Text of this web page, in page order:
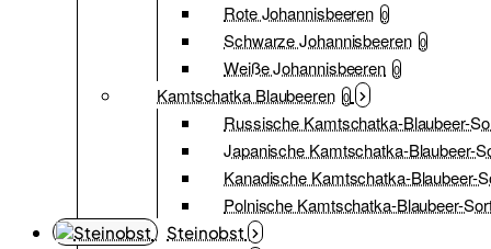
Rote Johannisbeeren 0
Schwarze Johannisbeeren 0
Weiße Johannisbeeren 0
Kamtschatka Blaubeeren 0
Russische Kamtschatka-Blaubeer-
Japanische Kamtschatka-Blaubeer-
Kanadische Kamtschatka-Blaubeer-
Polnische Kamtschatka-Blaubeer-
Steinobst